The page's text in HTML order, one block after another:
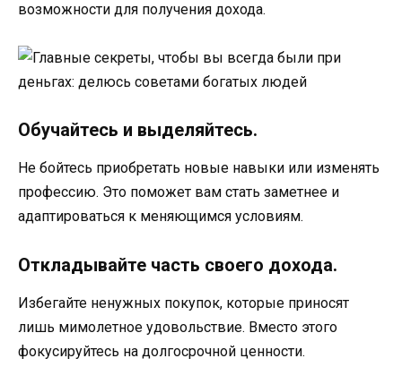
возможности для получения дохода.
Обучайтесь и выделяйтесь.
Не бойтесь приобретать новые навыки или изменять
профессию. Это поможет вам стать заметнее и
адаптироваться к меняющимся условиям.
Откладывайте часть своего дохода.
Избегайте ненужных покупок, которые приносят
лишь мимолетное удовольствие. Вместо этого
фокусируйтесь на долгосрочной ценности.